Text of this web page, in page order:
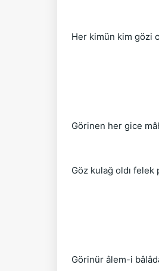
Her kimün kim gözi
Görinen her gice
Göz kulağ oldı
Görinür âlem-i